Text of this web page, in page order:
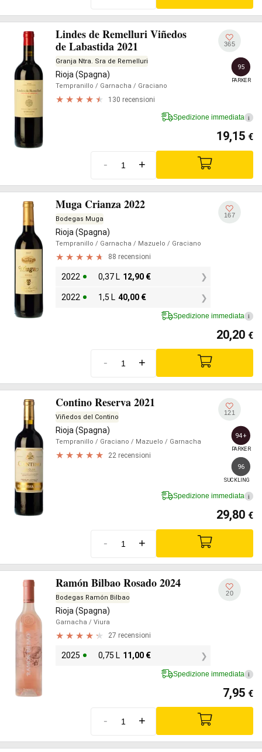
Lindes de Remelluri Viñedos
de Labastida 2021
Granja Ntra. Sra de Remelluri
Rioja (Spagna)
Tempranillo / Garnacha / Graciano
130 recensioni
365
95
PARKER
Spedizione immediata i
19,15 €
- +
Muga Crianza 2022
Bodegas Muga
Rioja (Spagna)
Tempranillo / Garnacha / Mazuelo / Graciano
88 recensioni
2022 0,37 L 12,90 €
2022 1,5 L 40,00 €
167
Spedizione immediata i
20,20 €
- +
Contino Reserva 2021
Viñedos del Contino
Rioja (Spagna)
Tempranillo / Graciano / Mazuelo / Garnacha
22 recensioni
121
94+
PARKER
96
SUCKLING
Spedizione immediata i
29,80 €
- +
Ramón Bilbao Rosado 2024
Bodegas Ramón Bilbao
Rioja (Spagna)
Garnacha / Viura
27 recensioni
2025 0,75 L 11,00 €
20
Spedizione immediata i
7,95 €
- +